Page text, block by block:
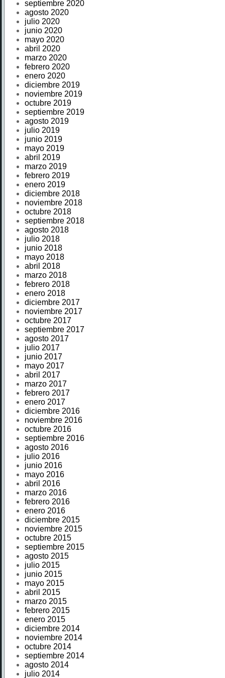
septiembre 2020
agosto 2020
julio 2020
junio 2020
mayo 2020
abril 2020
marzo 2020
febrero 2020
enero 2020
diciembre 2019
noviembre 2019
octubre 2019
septiembre 2019
agosto 2019
julio 2019
junio 2019
mayo 2019
abril 2019
marzo 2019
febrero 2019
enero 2019
diciembre 2018
noviembre 2018
octubre 2018
septiembre 2018
agosto 2018
julio 2018
junio 2018
mayo 2018
abril 2018
marzo 2018
febrero 2018
enero 2018
diciembre 2017
noviembre 2017
octubre 2017
septiembre 2017
agosto 2017
julio 2017
junio 2017
mayo 2017
abril 2017
marzo 2017
febrero 2017
enero 2017
diciembre 2016
noviembre 2016
octubre 2016
septiembre 2016
agosto 2016
julio 2016
junio 2016
mayo 2016
abril 2016
marzo 2016
febrero 2016
enero 2016
diciembre 2015
noviembre 2015
octubre 2015
septiembre 2015
agosto 2015
julio 2015
junio 2015
mayo 2015
abril 2015
marzo 2015
febrero 2015
enero 2015
diciembre 2014
noviembre 2014
octubre 2014
septiembre 2014
agosto 2014
julio 2014